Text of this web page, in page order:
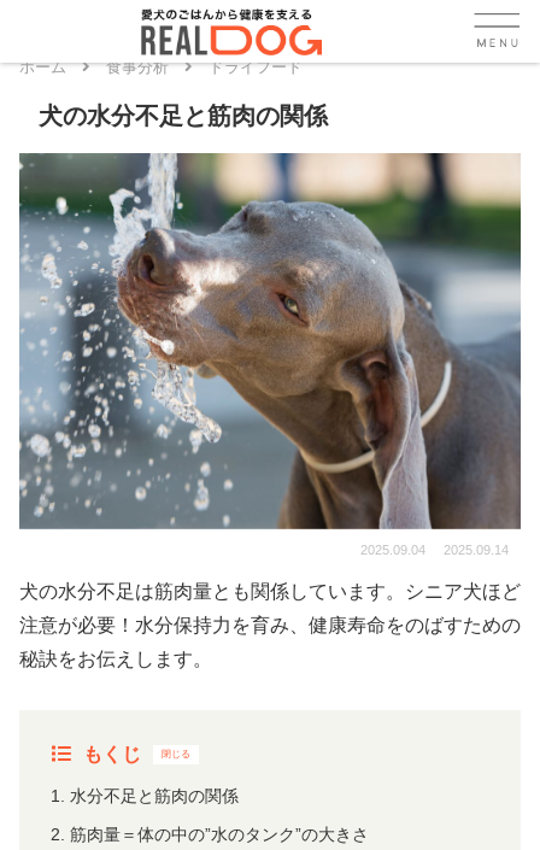
ホーム 食事分析 ドライフード
犬の水分不足と筋肉の関係
2025.09.04 2025.09.14
犬の水分不足は筋肉量とも関係しています。シニア犬ほど
注意が必要！水分保持力を育み、健康寿命をのばすための
秘訣をお伝えします。
もくじ
水分不足と筋肉の関係
筋肉量＝体の中の”水のタンク”の大きさ